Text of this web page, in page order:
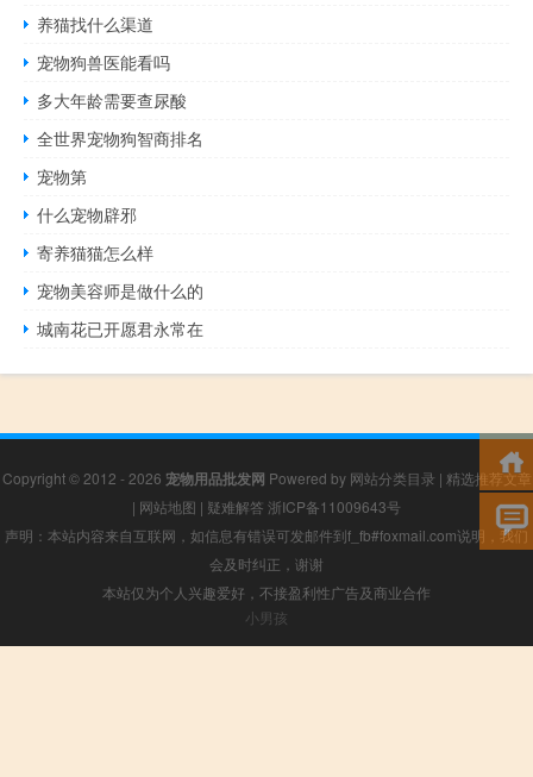
养猫找什么渠道
宠物狗兽医能看吗
多大年龄需要查尿酸
全世界宠物狗智商排名
宠物第
什么宠物辟邪
寄养猫猫怎么样
宠物美容师是做什么的
城南花已开愿君永常在
Copyright © 2012 - 2026 宠物用品批发网 Powered by 网站分类目录 | 精选推荐文章
| 网站地图 | 疑难解答 浙ICP备11009643号
声明：本站内容来自互联网，如信息有错误可发邮件到f_fb#foxmail.com说明，我们
会及时纠正，谢谢
本站仅为个人兴趣爱好，不接盈利性广告及商业合作
小男孩